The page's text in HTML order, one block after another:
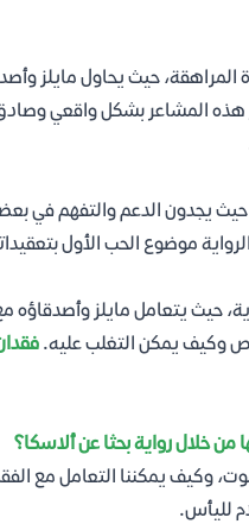
حيث يحاول مايلز
هذه المشاعر بشكل واقعي
حيث يجدون الدعم والتفهم في
موضوع الحب الأول
حيث يتعامل مايلز
وكيف يمكن التغلب عليه.
من خلال رواية بحثا عن ألاسكا؟
وكيف يمكننا التعامل مع
لليأس.